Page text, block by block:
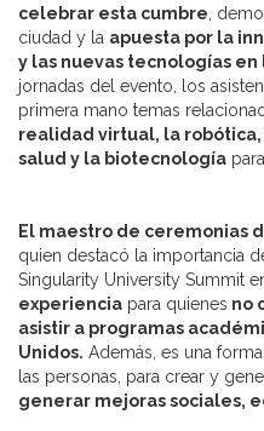
celebrar esta cumbre ,
ciudad y la apuesta por la
y las nuevas tecnologías en
jornadas del evento, los
primera mano temas
realidad virtual, la
salud y la biotecnología
El maestro de ceremonias
quien destacó la importancia
Singularity University Summit
experiencia para quienes no
asistir a programas
Unidos. Además, es una
las personas, para crear y
generar mejoras sociales,